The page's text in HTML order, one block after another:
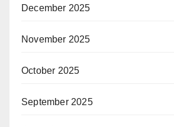
December 2025
November 2025
October 2025
September 2025